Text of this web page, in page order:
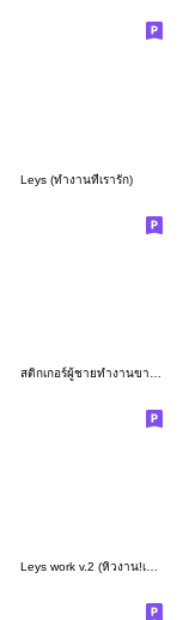
Leys (ทำงานที่เรารัก)
Leys work v.2 (หิวงาน!เอางานมาอีก)